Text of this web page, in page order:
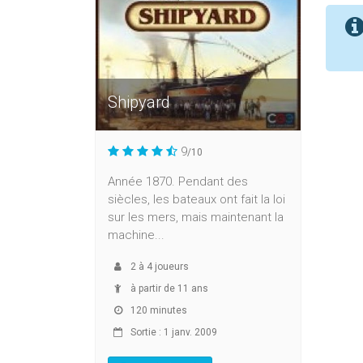
Shipyard
9/10
Année 1870. Pendant des
siècles, les bateaux ont fait la loi
sur les mers, mais maintenant la
machine...
2 à 4 joueurs
à partir de 11 ans
120 minutes
Sortie : 1 janv. 2009